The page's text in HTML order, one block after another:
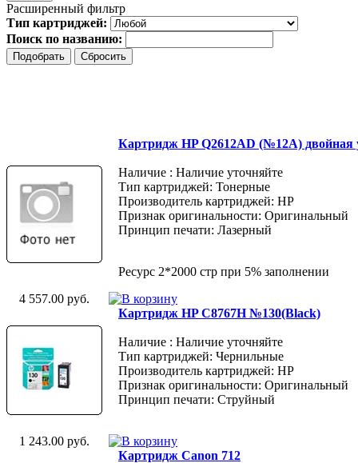
Расширенный фильтр
Тип картриджей:
Поиск по названию:
Картридж HP Q2612AD (№12A) двойная
Наличие : Наличие уточняйте
Тип картриджей: Тонерные
Производитель картриджей: HP
Признак оригинальности: Оригинальный
Принцип печати: Лазерный
Ресурс 2*2000 стр при 5% заполнении
4 557.00 руб.
Картридж HP C8767H №130(Black)
Наличие : Наличие уточняйте
Тип картриджей: Чернильные
Производитель картриджей: HP
Признак оригинальности: Оригинальный
Принцип печати: Струйный
1 243.00 руб.
Картридж Canon 712